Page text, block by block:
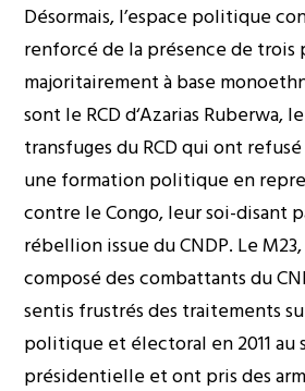
Désormais, l’espace politique
renforcé de la présence de trois
majoritairement à base
sont le RCD d‘Azarias Ruberwa,
transfuges du RCD qui ont
une formation politique en
contre le Congo, leur soi-disant
rébellion issue du CNDP. Le
composé des combattants du
sentis frustrés des traitements
politique et électoral en 2011 au
présidentielle et ont pris des